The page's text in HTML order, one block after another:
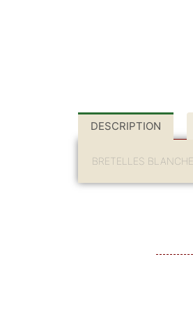
DESCRIPTION
BRETELLES